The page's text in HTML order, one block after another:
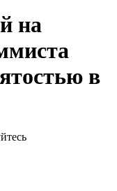
на
в